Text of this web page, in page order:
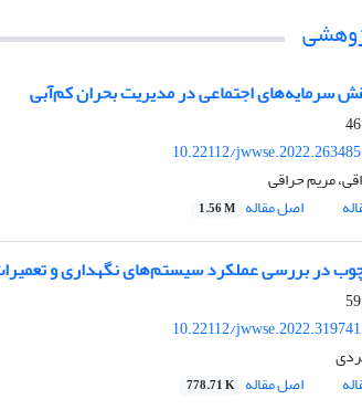
سرمایه‌های اجتماعی در مدیریت بحران کم‌آبی
10.22112/
مریم حراقی
اصل مقاله 1.56 M
در بررسی عملکرد سیستم‌های نگهداری و
10.22112/
اصل مقاله 778.71 K